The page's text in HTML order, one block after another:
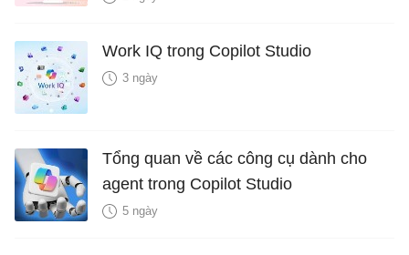
Work IQ trong Copilot Studio
3 ngày
Tổng quan về các công cụ dành cho
agent trong Copilot Studio
5 ngày